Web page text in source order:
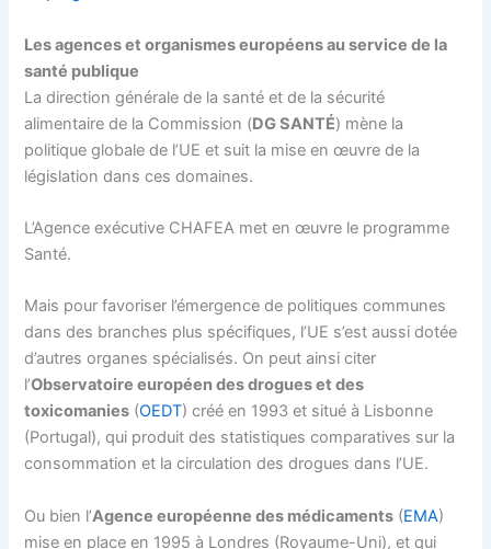
Les agences et organismes européens au service de la
santé publique
La direction générale de la santé et de la sécurité
alimentaire de la Commission (DG SANTÉ) mène la
politique globale de l’UE et suit la mise en œuvre de la
législation dans ces domaines.
L’Agence exécutive CHAFEA met en œuvre le programme
Santé.
Mais pour favoriser l’émergence de politiques communes
dans des branches plus spécifiques, l’UE s’est aussi dotée
d’autres organes spécialisés. On peut ainsi citer
l’Observatoire européen des drogues et des
toxicomanies (OEDT) créé en 1993 et situé à Lisbonne
(Portugal), qui produit des statistiques comparatives sur la
consommation et la circulation des drogues dans l’UE.
Ou bien l’Agence européenne des médicaments (EMA)
mise en place en 1995 à Londres (Royaume-Uni), et qui